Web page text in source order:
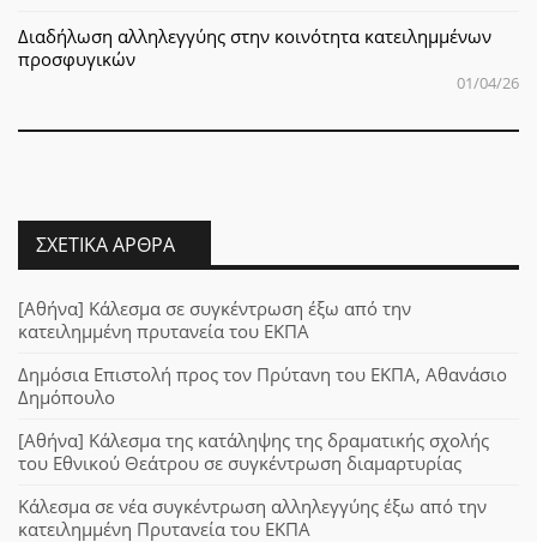
Διαδήλωση αλληλεγγύης στην κοινότητα κατειλημμένων
προσφυγικών
01/04/26
ΣΧΕΤΙΚΆ ΆΡΘΡΑ
[Αθήνα] Κάλεσμα σε συγκέντρωση έξω από την
κατειλημμένη πρυτανεία του ΕΚΠΑ
Δημόσια Επιστολή προς τον Πρύτανη του ΕΚΠΑ, Αθανάσιο
Δημόπουλο
[Αθήνα] Κάλεσμα της κατάληψης της δραματικής σχολής
του Εθνικού Θεάτρου σε συγκέντρωση διαμαρτυρίας
Κάλεσμα σε νέα συγκέντρωση αλληλεγγύης έξω από την
κατειλημμένη Πρυτανεία του ΕΚΠΑ